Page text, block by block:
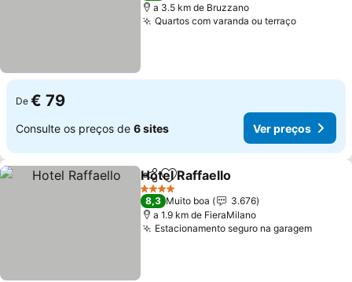
a 3.5 km de Bruzzano
Quartos com varanda ou terraçoVer
De € 79
Consulte os preços de 6 sites Ver preços
PartilharAdicionar aos favoritos
Hotel Raffaello
4 Estrelas
8,3 Muito boa
3.676
a 1.9 km de FieraMilano
Estacionamento seguro na garagemVer